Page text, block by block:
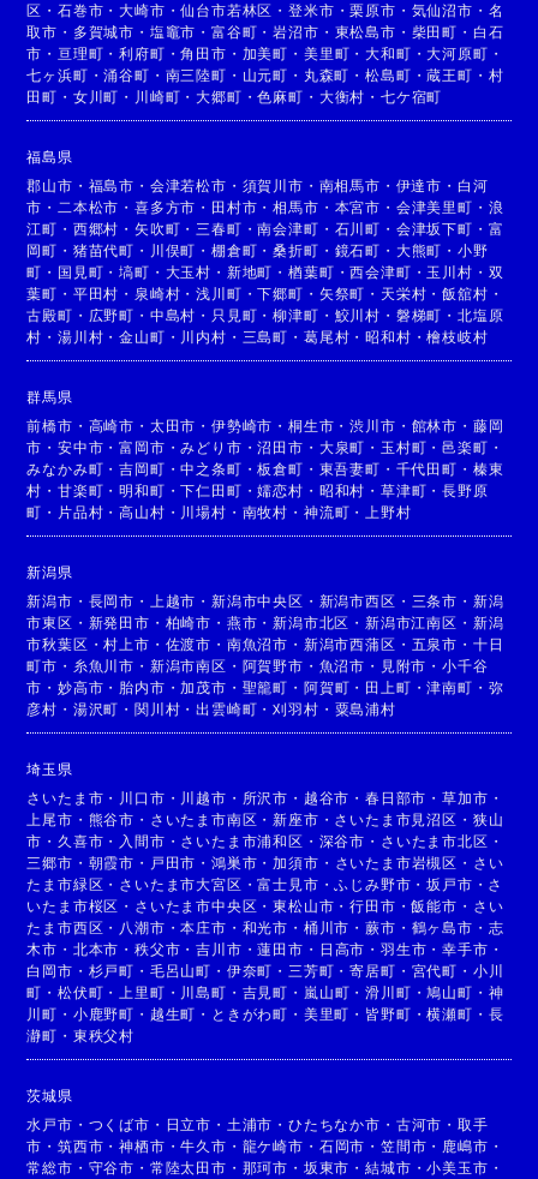
区 ・石巻市 ・大崎市 ・仙台市若林区 ・登米市 ・栗原市 ・ 気仙沼市 ・ 名
取市 ・ 多賀城市 ・ 塩竈市 ・富谷町 ・岩沼市 ・ 東松島市 ・ 柴田町 ・ 白石
市 ・ 亘理町 ・利府町 ・角田市 ・ 加美町 ・ 美里町 ・大和町 ・大河原町 ・
七ヶ浜町 ・涌谷町 ・ 南三陸町 ・ 山元町 ・ 丸森町 ・松島町 ・蔵王町 ・ 村
田町 ・ 女川町 ・ 川崎町 ・大郷町 ・色麻町 ・ 大衡村 ・ 七ケ宿町
福島県
郡山市 ・ 福島市 ・ 会津若松市 ・ 須賀川市 ・ 南相馬市 ・ 伊達市 ・ 白河
市 ・ 二本松市 ・喜多方市 ・ 田村市 ・相馬市 ・ 本宮市 ・ 会津美里町 ・ 浪
江町 ・ 西郷村 ・矢吹町 ・ 三春町 ・南会津町 ・ 石川町 ・ 会津坂下町 ・ 富
岡町 ・ 猪苗代町 ・ 川俣町 ・棚倉町 ・桑折町 ・ 鏡石町 ・ 大熊町 ・ 小野
町 ・ 国見町 ・塙町 ・ 大玉村 ・ 新地町 ・楢葉町 ・西会津町 ・ 玉川村 ・ 双
葉町 ・ 平田村 ・ 泉崎村 ・浅川町 ・下郷町 ・ 矢祭町 ・ 天栄村 ・飯舘村 ・
古殿町 ・ 広野町 ・ 中島村 ・ 只見町 ・柳津町 ・ 鮫川村 ・ 磐梯町 ・ 北塩原
村 ・湯川村 ・金山町 ・ 川内村 ・ 三島町 ・ 葛尾村 ・昭和村 ・檜枝岐村
群馬県
前橋市 ・ 高崎市 ・ 太田市 ・伊勢崎市 ・桐生市 ・渋川市 ・ 館林市 ・ 藤岡
市 ・安中市 ・富岡市 ・みどり市 ・沼田市 ・ 大泉町 ・ 玉村町 ・邑楽町 ・
みなかみ町 ・吉岡町 ・中之条町 ・板倉町 ・ 東吾妻町 ・ 千代田町 ・ 榛東
村 ・甘楽町 ・明和町 ・下仁田町 ・嬬恋村 ・ 昭和村 ・ 草津町 ・長野原
町 ・ 片品村 ・高山村 ・ 川場村 ・ 南牧村 ・ 神流町 ・ 上野村
新潟県
新潟市 ・ 長岡市 ・ 上越市 ・新潟市中央区 ・ 新潟市西区 ・ 三条市 ・ 新潟
市東区 ・ 新発田市 ・ 柏崎市 ・ 燕市 ・新潟市北区 ・新潟市江南区 ・ 新潟
市秋葉区 ・村上市 ・ 佐渡市 ・ 南魚沼市 ・ 新潟市西蒲区 ・ 五泉市 ・ 十日
町市 ・ 糸魚川市 ・ 新潟市南区 ・ 阿賀野市 ・ 魚沼市 ・ 見附市 ・小千谷
市 ・妙高市 ・ 胎内市 ・加茂市 ・ 聖籠町 ・ 阿賀町 ・ 田上町 ・津南町 ・ 弥
彦村 ・ 湯沢町 ・関川村 ・出雲崎町 ・刈羽村 ・ 粟島浦村
埼玉県
さいたま市 ・ 川口市 ・ 川越市 ・ 所沢市 ・ 越谷市 ・春日部市 ・草加市 ・
上尾市 ・ 熊谷市 ・ さいたま市南区 ・新座市 ・ さいたま市見沼区 ・ 狭山
市 ・ 久喜市 ・ 入間市 ・ さいたま市浦和区 ・ 深谷市 ・ さいたま市北区 ・
三郷市 ・ 朝霞市 ・ 戸田市 ・鴻巣市 ・加須市 ・ さいたま市岩槻区 ・ さい
たま市緑区 ・ さいたま市大宮区 ・富士見市 ・ふじみ野市 ・坂戸市 ・ さ
いたま市桜区 ・ さいたま市中央区 ・東松山市 ・行田市 ・飯能市 ・ さい
たま市西区 ・ 八潮市 ・本庄市 ・ 和光市 ・ 桶川市 ・蕨市 ・ 鶴ヶ島市 ・ 志
木市 ・ 北本市 ・秩父市 ・吉川市 ・蓮田市 ・ 日高市 ・ 羽生市 ・幸手市 ・
白岡市 ・ 杉戸町 ・ 毛呂山町 ・ 伊奈町 ・ 三芳町 ・寄居町 ・ 宮代町 ・ 小川
町 ・松伏町 ・ 上里町 ・ 川島町 ・ 吉見町 ・ 嵐山町 ・滑川町 ・鳩山町 ・ 神
川町 ・ 小鹿野町 ・ 越生町 ・ ときがわ町 ・ 美里町 ・ 皆野町 ・横瀬町 ・ 長
瀞町 ・ 東秩父村
茨城県
水戸市 ・ つくば市 ・ 日立市 ・ 土浦市 ・ひたちなか市 ・ 古河市 ・ 取手
市 ・筑西市 ・神栖市 ・牛久市 ・ 龍ケ崎市 ・ 石岡市 ・ 笠間市 ・ 鹿嶋市 ・
常総市 ・ 守谷市 ・ 常陸太田市 ・ 那珂市 ・ 坂東市 ・結城市 ・小美玉市 ・